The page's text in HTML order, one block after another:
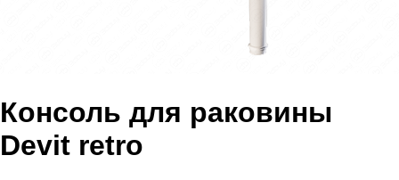
Консоль для раковины
Devit retro